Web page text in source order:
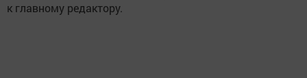
к главному редактору.